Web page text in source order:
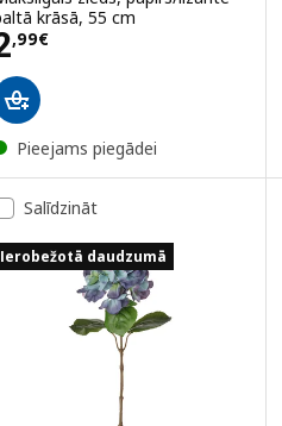
krāsā, 55 cm
,99€ 2,99€
Pieejams piegādei
Salīdzināt
Ierobežotā daudzumā